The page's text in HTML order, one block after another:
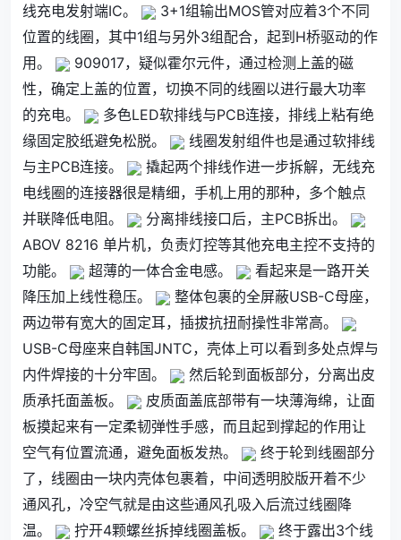
线充电发射端IC。
3+1组输出MOS管对应着3个不同
位置的线圈，其中1组与另外3组配合，起到H桥驱动的作
用。
909017，疑似霍尔元件，通过检测上盖的磁
性，确定上盖的位置，切换不同的线圈以进行最大功率
的充电。
多色LED软排线与PCB连接，排线上粘有绝
缘固定胶纸避免松脱。
线圈发射组件也是通过软排线
与主PCB连接。
撬起两个排线作进一步拆解，无线充
电线圈的连接器很是精细，手机上用的那种，多个触点
并联降低电阻。
分离排线接口后，主PCB拆出。
ABOV 8216 单片机，负责灯控等其他充电主控不支持的
功能。
超薄的一体合金电感。
看起来是一路开关
降压加上线性稳压。
整体包裹的全屏蔽USB-C母座，
两边带有宽大的固定耳，插拔抗扭耐操性非常高。
USB-C母座来自韩国JNTC，壳体上可以看到多处点焊与
内件焊接的十分牢固。
然后轮到面板部分，分离出皮
质承托面盖板。
皮质面盖底部带有一块薄海绵，让面
板摸起来有一定柔韧弹性手感，而且起到撑起的作用让
空气有位置流通，避免面板发热。
终于轮到线圈部分
了，线圈由一块内壳体包裹着，中间透明胶版开着不少
通风孔，冷空气就是由这些通风孔吸入后流过线圈降
温。
拧开4颗螺丝拆掉线圈盖板。
终于露出3个线